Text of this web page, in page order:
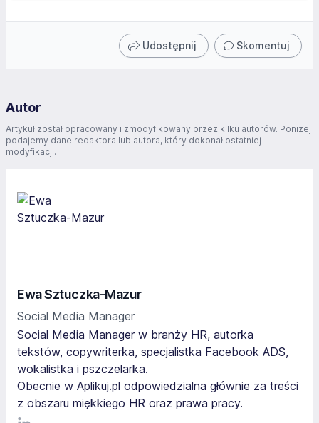
Udostępnij Skomentuj
Autor
Artykuł został opracowany i zmodyfikowany przez kilku autorów. Poniżej
podajemy dane redaktora lub autora, który dokonał ostatniej
modyfikacji.
Ewa Sztuczka-Mazur
Social Media Manager
Social Media Manager w branży HR, autorka
tekstów, copywriterka, specjalistka Facebook ADS,
wokalistka i pszczelarka.
Obecnie w Aplikuj.pl odpowiedzialna głównie za treści
z obszaru miękkiego HR oraz prawa pracy.